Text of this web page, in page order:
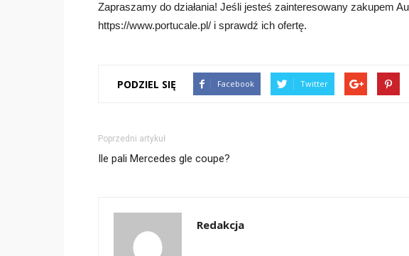
Zapraszamy do działania! Jeśli jesteś zainteresowany zakupem
https://www.portucale.pl/ i sprawdź ich ofertę.
PODZIEL SIĘ Facebook Twitter
Poprzedni artykuł
Ile pali Mercedes gle coupe?
Redakcja